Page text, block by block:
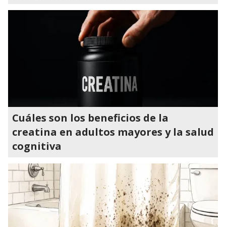
Cuáles son los beneficios de la
creatina en adultos mayores y la salud
cognitiva